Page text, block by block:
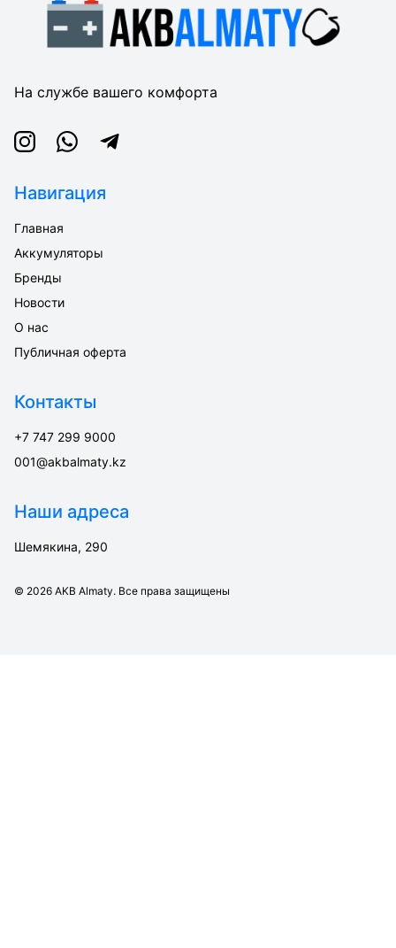
На службе вашего комфорта
InstagramWhatsappTelegram
Навигация
Главная
Аккумуляторы
Бренды
Новости
О нас
Публичная оферта
Контакты
+7 747 299 9000
001@akbalmaty.kz
Наши адреса
Шемякина, 290
© 2026 AKB Almaty. Все права защищены